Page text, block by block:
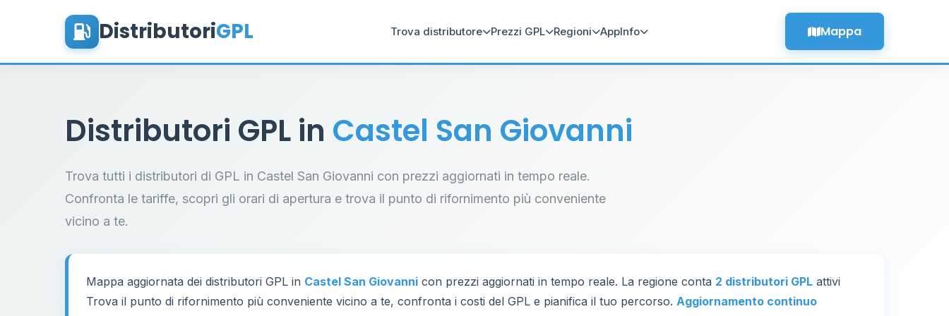
DistributoriGPL Trova distributore Prezzi GPL Regioni AppInfo Mappa
Distributori GPL in Castel San Giovanni
Trova tutti i distributori di GPL in Castel San Giovanni con prezzi aggiornati in tempo reale.
Confronta le tariffe, scopri gli orari di apertura e trova il punto di rifornimento più conveniente
vicino a te.
Mappa aggiornata dei distributori GPL in Castel San Giovanni con prezzi aggiornati in tempo reale. La regione conta 2 distributori GPL attivi
Trova il punto di rifornimento più conveniente vicino a te, confronta i costi del GPL e pianifica il tuo percorso. Aggiornamento continuo